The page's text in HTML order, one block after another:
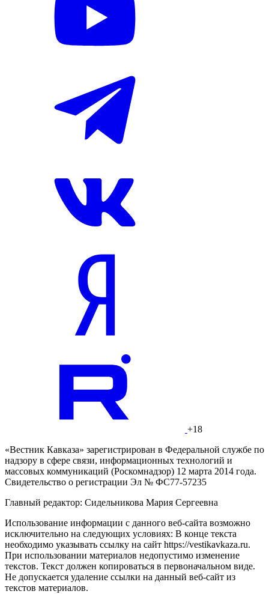
+18
«Вестник Кавказа» зарегистрирован в Федеральной службе по
надзору в сфере связи, информационных технологий и
массовых коммуникаций (Роскомнадзор) 12 марта 2014 года.
Свидетельство о регистрации Эл № ФС77-57235
Главный редактор: Сидельникова Мария Сергеевна
Использование информации с данного веб-сайта возможно
исключительно на следующих условиях: В конце текста
необходимо указывать ссылку на сайт https://vestikavkaza.ru.
При использовании материалов недопустимо изменение
текстов. Текст должен копироваться в первоначальном виде.
Не допускается удаление ссылки на данный веб-сайт из
текстов материалов.